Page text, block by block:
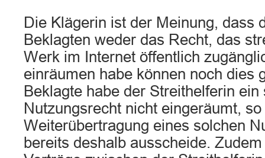
Die Klägerin ist der Meinung, dass
Beklagten weder das Recht, das
Werk im Internet öffentlich
einräumen habe können noch dies
Beklagte habe der Streithelferin ein
Nutzungsrecht nicht eingeräumt,
Weiterübertragung eines solchen
bereits deshalb ausscheide.